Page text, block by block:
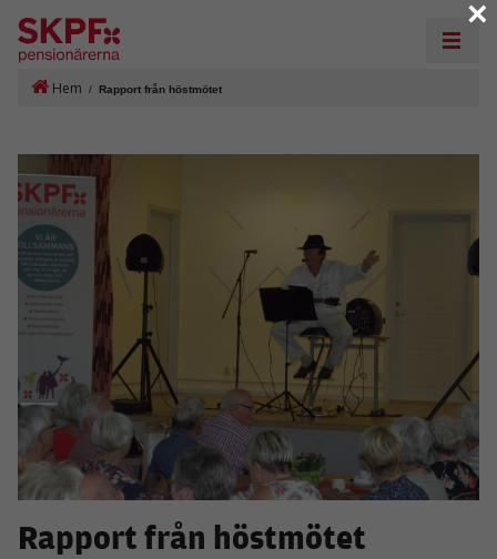
Hem / Rapport från höstmötet
Rapport från höstmötet
×